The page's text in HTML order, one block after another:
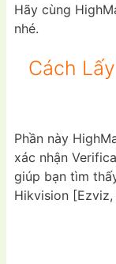
Hãy cùng
nhé.
Cách
Phần này
xác nhận
giúp bạn tìm
Hikvision